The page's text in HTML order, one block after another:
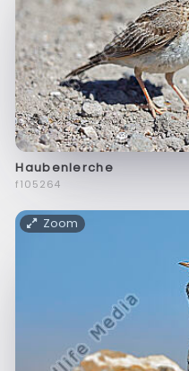
Haubenlerche
f105264
Zoom